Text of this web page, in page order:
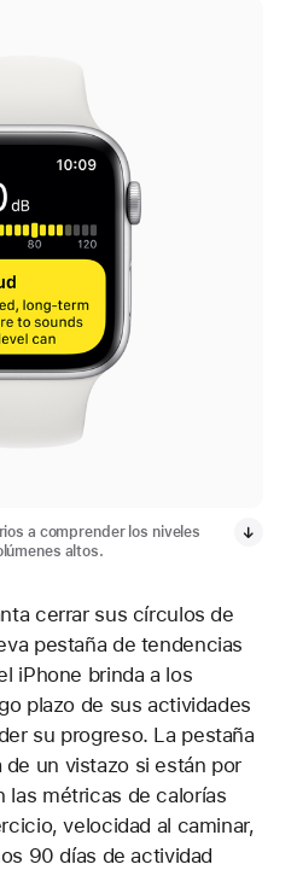
a comprender los niveles
altos.
cerrar sus círculos de
pestaña de tendencias
iPhone brinda a los
plazo de sus actividades
su progreso. La pestaña
un vistazo si están por
las métricas de calorías
velocidad al caminar,
90 días de actividad